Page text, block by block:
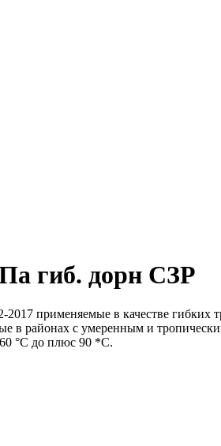
гиб. дорн СЗР
в качестве гибких
в районах с умеренным и
°С до плюс 90 *С.